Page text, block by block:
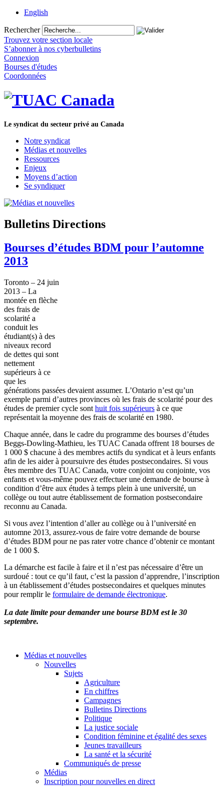
English
Rechercher
Trouvez votre section locale
S’abonner à nos cyberbulletins
Connexion
Bourses d'études
Coordonnées
Le syndicat du secteur privé au Canada
Notre syndicat
Médias et nouvelles
Ressources
Enjeux
Moyens d’action
Se syndiquer
Bulletins Directions
Bourses d’études BDM pour l’automne
2013
Toronto – 24 juin
2013 – La
montée en flèche
des frais de
scolarité a
conduit les
étudiant(s) à des
niveaux record
de dettes qui sont
nettement
supérieurs à ce
que les
générations passées devaient assumer. L’Ontario n’est qu’un
exemple parmi d’autres provinces où les frais de scolarité pour des
études de premier cycle sont huit fois supérieurs à ce que
représentait la moyenne des frais de scolarité en 1980.
Chaque année, dans le cadre du programme des bourses d’études
Beggs-Dowling-Mathieu, les TUAC Canada offrent 18 bourses de
1 000 $ chacune à des membres actifs du syndicat et à leurs enfants
afin de les aider à poursuivre des études postsecondaires. Si vous
êtes membre des TUAC Canada, votre conjoint ou conjointe, vos
enfants et vous-même pouvez effectuer une demande de bourse à
condition d’être aux études à temps plein à une université, un
collège ou tout autre établissement de formation postsecondaire
reconnu au Canada.
Si vous avez l’intention d’allerau collège ou à l’université en
automne 2013, assurez-vous de faire votre demande de bourse
d’études BDM pour ne pas ratervotre chance d’obtenir ce montant
de 1 000 $.
La démarche est facile à faire et il n’est pas nécessaire d’être un
surdoué : tout ce qu’il faut, c’est la passion d’apprendre, l’inscription
à un établissement d’études postsecondaires et quelques minutes
pourremplirle formulaire de demande électronique.
La date limite pour demanderune bourse BDM estle 30
septembre.
Médias et nouvelles
Nouvelles
Sujets
Agriculture
En chiffres
Campagnes
Bulletins Directions
Politique
La justice sociale
Condition féminine et égalité des sexes
Jeunes travailleurs
La santé et la sécurité
Communiqués de presse
Médias
Inscription pour nouvelles en direct